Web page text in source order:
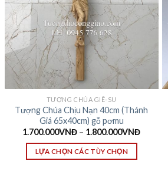
TƯỢNG CHÚA GIÊ-SU
Tượng Chúa Chịu Nạn 40cm (Thánh
Giá 65x40cm) gỗ pơmu
1.700.000VNĐ – 1.800.000VNĐ
LỰA CHỌN CÁC TÙY CHỌN